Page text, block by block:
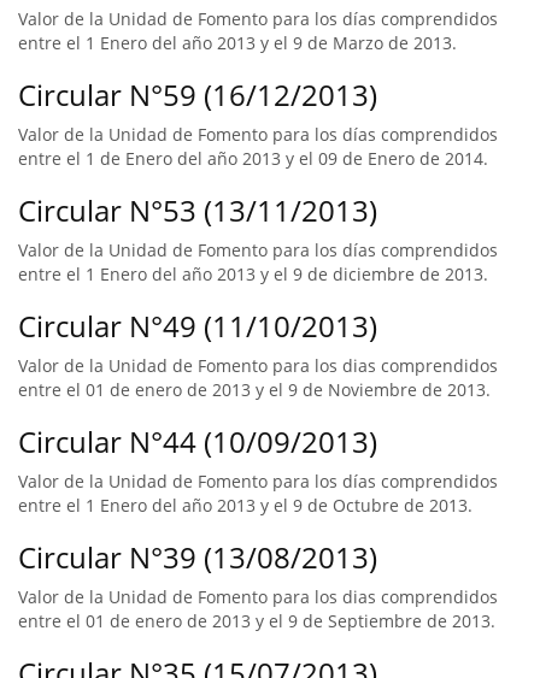
Valor de la Unidad de Fomento para los días comprendidos
entre el 1 Enero del año 2013 y el 9 de Marzo de 2013.
Circular N°59 (16/12/2013)
Valor de la Unidad de Fomento para los días comprendidos
entre el 1 de Enero del año 2013 y el 09 de Enero de 2014.
Circular N°53 (13/11/2013)
Valor de la Unidad de Fomento para los días comprendidos
entre el 1 Enero del año 2013 y el 9 de diciembre de 2013.
Circular N°49 (11/10/2013)
Valor de la Unidad de Fomento para los dias comprendidos
entre el 01 de enero de 2013 y el 9 de Noviembre de 2013.
Circular N°44 (10/09/2013)
Valor de la Unidad de Fomento para los días comprendidos
entre el 1 Enero del año 2013 y el 9 de Octubre de 2013.
Circular N°39 (13/08/2013)
Valor de la Unidad de Fomento para los dias comprendidos
entre el 01 de enero de 2013 y el 9 de Septiembre de 2013.